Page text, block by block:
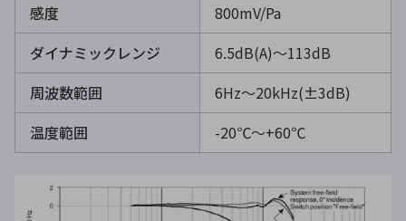
感度
800mV/Pa
ダイナミックレンジ
6.5dB(A)～113dB
周波数範囲
6Hz～20kHz(±3dB)
温度範囲
-20℃〜+60℃